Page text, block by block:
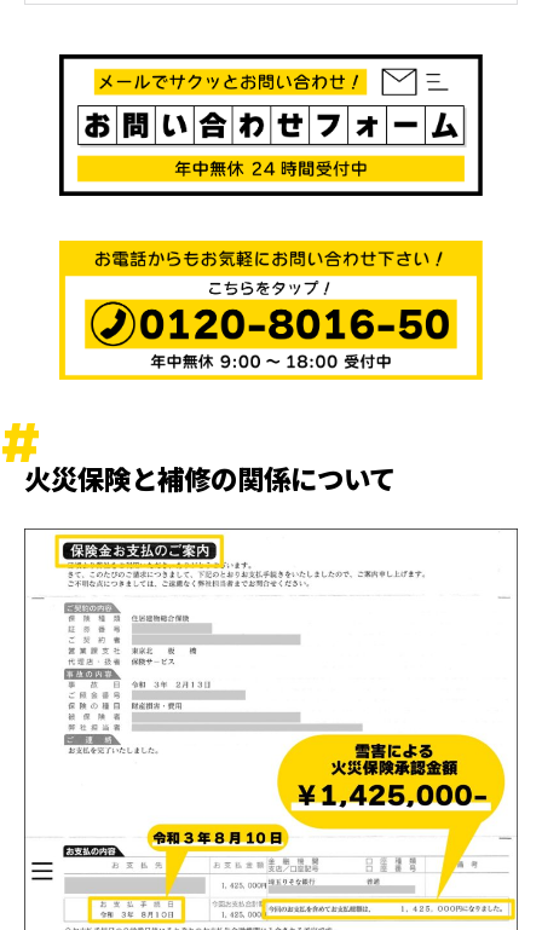
火災保険と補修の関係について